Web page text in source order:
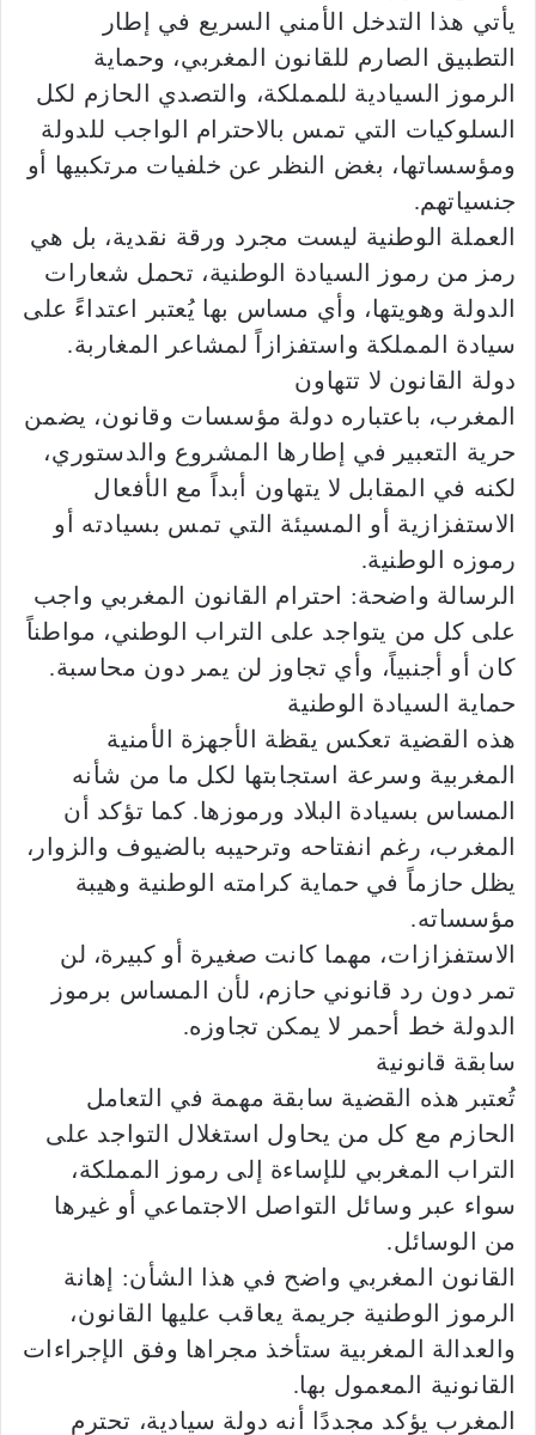
يأتي هذا التدخل الأمني السريع في إطار
التطبيق الصارم للقانون المغربي، وحماية
الرموز السيادية للمملكة، والتصدي الحازم لكل
السلوكيات التي تمس بالاحترام الواجب للدولة
ومؤسساتها، بغض النظر عن خلفيات مرتكبيها أو
جنسياتهم.
العملة الوطنية ليست مجرد ورقة نقدية، بل هي
رمز من رموز السيادة الوطنية، تحمل شعارات
الدولة وهويتها، وأي مساس بها يُعتبر اعتداءً على
سيادة المملكة واستفزازاً لمشاعر المغاربة.
دولة القانون لا تتهاون
المغرب، باعتباره دولة مؤسسات وقانون، يضمن
حرية التعبير في إطارها المشروع والدستوري،
لكنه في المقابل لا يتهاون أبداً مع الأفعال
الاستفزازية أو المسيئة التي تمس بسيادته أو
رموزه الوطنية.
الرسالة واضحة: احترام القانون المغربي واجب
على كل من يتواجد على التراب الوطني، مواطناً
كان أو أجنبياً، وأي تجاوز لن يمر دون محاسبة.
حماية السيادة الوطنية
هذه القضية تعكس يقظة الأجهزة الأمنية
المغربية وسرعة استجابتها لكل ما من شأنه
المساس بسيادة البلاد ورموزها. كما تؤكد أن
المغرب، رغم انفتاحه وترحيبه بالضيوف والزوار،
يظل حازماً في حماية كرامته الوطنية وهيبة
مؤسساته.
الاستفزازات، مهما كانت صغيرة أو كبيرة، لن
تمر دون رد قانوني حازم، لأن المساس برموز
الدولة خط أحمر لا يمكن تجاوزه.
سابقة قانونية
تُعتبر هذه القضية سابقة مهمة في التعامل
الحازم مع كل من يحاول استغلال التواجد على
التراب المغربي للإساءة إلى رموز المملكة،
سواء عبر وسائل التواصل الاجتماعي أو غيرها
من الوسائل.
القانون المغربي واضح في هذا الشأن: إهانة
الرموز الوطنية جريمة يعاقب عليها القانون،
والعدالة المغربية ستأخذ مجراها وفق الإجراءات
القانونية المعمول بها.
المغرب يؤكد مجددًا أنه دولة سيادية، تحترم